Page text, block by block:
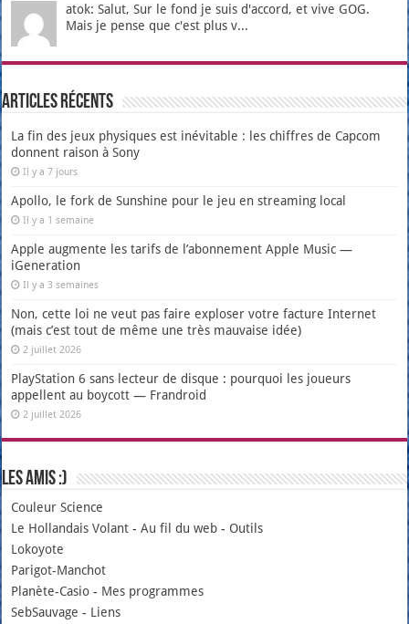
atok: Salut, Sur le fond je suis d'accord, et vive GOG.
Mais je pense que c'est plus v...
Articles récents
La fin des jeux physiques est inévitable : les chiffres de Capcom
donnent raison à Sony
Il y a 7 jours
Apollo, le fork de Sunshine pour le jeu en streaming local
Il y a 1 semaine
Apple augmente les tarifs de l’abonnement Apple Music —
iGeneration
Il y a 3 semaines
Non, cette loi ne veut pas faire exploser votre facture Internet
(mais c’est tout de même une très mauvaise idée)
2 juillet 2026
PlayStation 6 sans lecteur de disque : pourquoi les joueurs
appellent au boycott — Frandroid
2 juillet 2026
Les amis :)
Couleur Science
Le Hollandais Volant -Au fil du web - Outils
Lokoyote
Parigot-Manchot
Planète-Casio - Mes programmes
SebSauvage - Liens